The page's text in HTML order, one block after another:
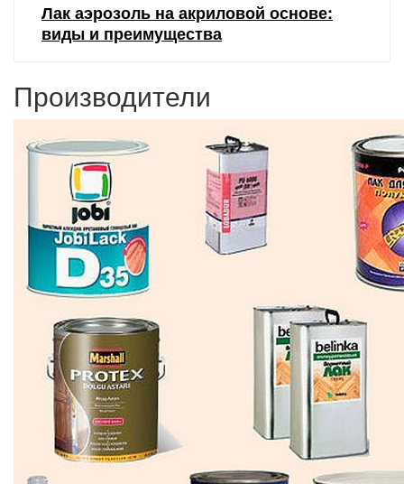
Лак аэрозоль на акриловой основе:
виды и преимущества
Производители